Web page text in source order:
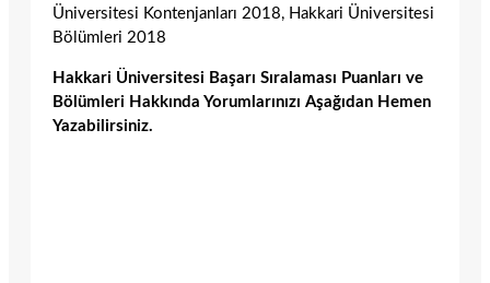
Üniversitesi Kontenjanları 2018, Hakkari Üniversitesi
Bölümleri 2018
Hakkari Üniversitesi Başarı Sıralaması Puanları ve
Bölümleri Hakkında Yorumlarınızı Aşağıdan Hemen
Yazabilirsiniz.